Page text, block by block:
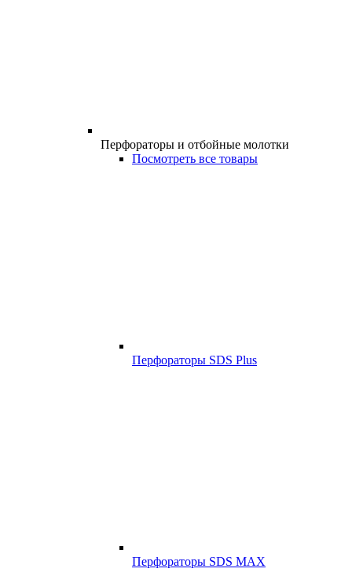
Перфораторы и отбойные молотки
Посмотреть все товары
Перфораторы SDS Plus
Перфораторы SDS MAX